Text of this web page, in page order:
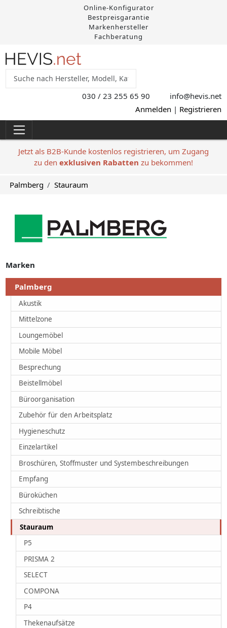
Online-Konfigurator
Bestpreisgarantie
Markenhersteller
Fachberatung
030 / 23 255 65 90 info@hevis.net
Anmelden | Registrieren
Jetzt als B2B-Kunde kostenlos registrieren, um Zugang
zu den exklusiven Rabatten zu bekommen!
Palmberg Stauraum
Marken
Palmberg
Akustik
Mittelzone
Loungemöbel
Mobile Möbel
Besprechung
Beistellmöbel
Büroorganisation
Zubehör für den Arbeitsplatz
Hygieneschutz
Einzelartikel
Broschüren, Stoffmuster und Systembeschreibungen
Empfang
Büroküchen
Schreibtische
Stauraum
P5
PRISMA 2
SELECT
COMPONA
P4
Thekenaufsätze